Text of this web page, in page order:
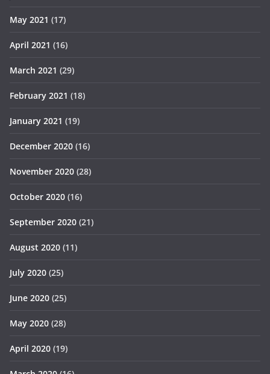
May 2021 (17)
April 2021 (16)
March 2021 (29)
February 2021 (18)
January 2021 (19)
December 2020 (16)
November 2020 (28)
October 2020 (16)
September 2020 (21)
August 2020 (11)
July 2020 (25)
June 2020 (25)
May 2020 (28)
April 2020 (19)